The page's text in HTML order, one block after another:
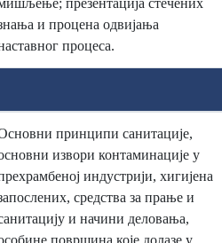
презентација стечених
и процена одвијања
процеса.
принципи санитације,
извори контаминације у
индустрији, хигијена
средства за прање и
и начини деловања,
површина које долазе у